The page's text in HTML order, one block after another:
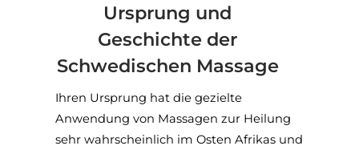
Ursprung und
Geschichte der
Schwedischen Massage
Ihren Ursprung hat die gezielte
Anwendung von Massagen zur Heilung
sehr wahrscheinlich im Osten Afrikas und